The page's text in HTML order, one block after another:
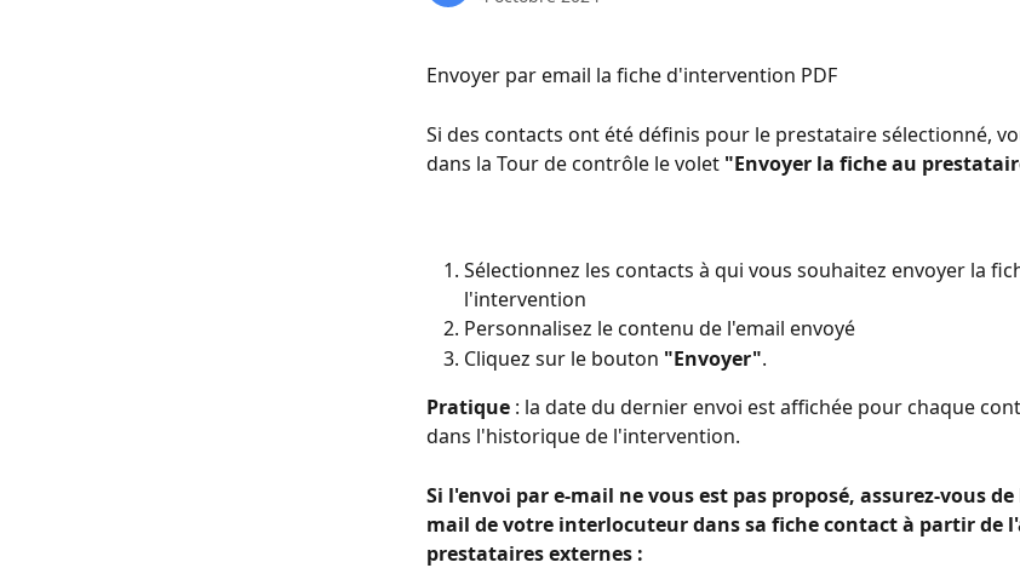
Envoyer par email la fiche d'intervention PDF
Si des contacts ont été définis pour le prestataire sélectionné,
dans la Tour de contrôle le volet "Envoyer la fiche au
Sélectionnez les contacts à qui vous souhaitez envoyer la
l'intervention
Personnalisez le contenu de l'email envoyé
Cliquez sur le bouton "Envoyer".
Pratique : la date du dernier envoi est affichée pour chaque
dans l'historique de l'intervention.
Si l'envoi par e-mail ne vous est pas proposé, assurez-vous
mail de votre interlocuteur dans sa fiche contact à partir de
prestataires externes :